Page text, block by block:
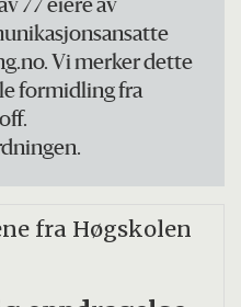
77 eiere av
Vi merker dette
formidling fra
fra Høgskolen